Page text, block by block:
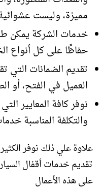
مميزة، وليست
خدمات الشركة يمكن
حفاظًا على كل أنواع
تقديم الضمانات
العميل في الفتح، أو
نوفر كافة المعايير
والتكلفة المناسبة
علاوة علي ذلك نوفر
تقديم خدمات أقفال
على هذه الأعمال